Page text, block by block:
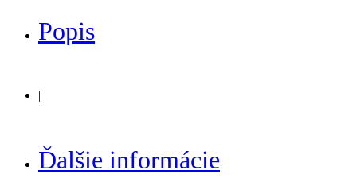
Popis
|
Ďalšie informácie